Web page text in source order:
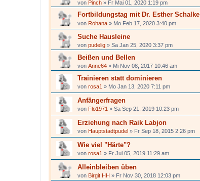
von Pinch » Fr Mai 01, 2020 1:19 pm
Fortbildungstag mit Dr. Esther Schalke
von Rohana » Mo Feb 17, 2020 3:40 pm
Suche Hausleine
von pudelig » Sa Jan 25, 2020 3:37 pm
Beißen und Bellen
von Anne64 » Mi Nov 08, 2017 10:46 am
Trainieren statt dominieren
von rosa1 » Mo Jan 13, 2020 7:11 pm
Anfängerfragen
von Flo1971 » Sa Sep 21, 2019 10:23 pm
Erziehung nach Raik Labjon
von Hauptstadtpudel » Fr Sep 18, 2015 2:26 pm
Wie viel "Härte"?
von rosa1 » Fr Jul 05, 2019 11:29 am
Alleinbleiben üben
von Birgit HH » Fr Nov 30, 2018 12:03 pm